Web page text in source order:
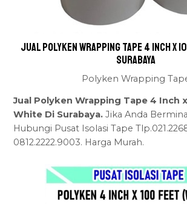
Jual Polyken Wrapping Tape 4 Inch x
Surabaya
Polyken Wrapping
Jual Polyken Wrapping Tape 4 Inch
White Di Surabaya. Jika Anda
Hubungi Pusat Isolasi Tape
0812.2222.9003. Harga Murah.